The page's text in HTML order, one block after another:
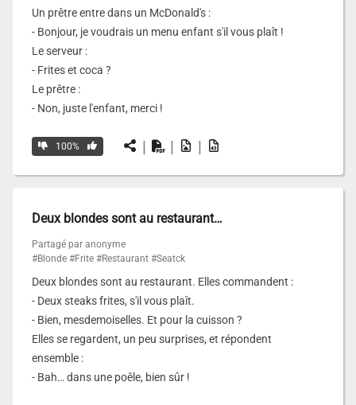
Un prêtre entre dans un McDonald's :
- Bonjour, je voudrais un menu enfant s'il vous plaît !
Le serveur :
- Frites et coca ?
Le prêtre :
- Non, juste l'enfant, merci !
100% | | |
Deux blondes sont au restaurant…
Partagé par anonyme
#Blonde #Frite #Restaurant #Seatck
Deux blondes sont au restaurant. Elles commandent :
- Deux steaks frites, s'il vous plaît.
- Bien, mesdemoiselles. Et pour la cuisson ?
Elles se regardent, un peu surprises, et répondent
ensemble :
- Bah… dans une poêle, bien sûr !